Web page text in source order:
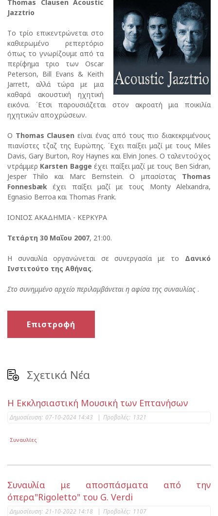
Thomas Clausen Acoustic
Jazztrio
Tο τρίο επικεντρώνεται στο
καθιερωμένο ρεπερτόριο
όπως το γνωρίζουμε από τα
περίφημα τριο των Oscar
Peterson, Bill Evans & Keith
Jarrett, αλλά τώρα με μια
καθαρά ακουστική ηχητική
εικόνα. ΄Ετσι παρουσιάζεται στον ακροατή μια ποικιλία
ηχητικών αποχρώσεων.
Ο Thomas Clausen είναι ένας από τους πιο διακεκριμένους
πιανίστες τζαζ της Ευρώπης. ΄Εχει παίξει μαζί με τους Miles
Davis, Gary Burton, Roy Haynes και Elvin Jones. Ο ταλεντούχος
ντράμμερ Karsten Bagge έχει παίξει μαζί με τους Ben Sidran,
Jesper Thilo και Marc Bernstein. Ο μπασίστας Thomas
Fonnesbæk έχει παίξει μαζί με τους Monty Alelxandra,
Egnasio Berroa και Thomas Frank.
ΙΟΝΙΟΣ ΑΚΑΔΗΜΙΑ - ΚΕΡΚΥΡΑ
Τετάρτη 30 Μαΐου 2007, 21:00.
Η συναυλία οργανώνεται σε συνεργασία με το Δανικό
Ινστιτούτο της Αθήνας.
Στο συνημμένο αρχείο περιλαμβάνεται η αφίσα της συναυλίας .
Επιστροφή
Σχετικά Νέα
Η Εκκλησιαστική Μουσική των Επτανήσων
Δημοσίευση: 07-10-2024 14:43 | Προβολές: 1321
Συναυλίες
Συναυλία με αποσπάσματα από την
όπερα"Rigoletto" του G. Verdi
Δημοσίευση: 21-10-2022 14:18 | Προβολές: 1107